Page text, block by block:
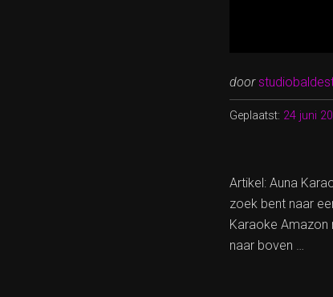
door
Geplaatst: 24 juni
Artikel: Auna
zoek bent naar
Karaoke Amazon
naar boven …